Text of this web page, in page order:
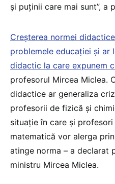
și puținii care mai sunt”, a
Creșterea normei
problemele educației și ar
didactic la care expunem
profesorul Mircea Miclea.
didactice ar generaliza
profesorii de fizică și
situație în care și
matematică vor alerga
atinge norma – a declarat
ministru Mircea Miclea.